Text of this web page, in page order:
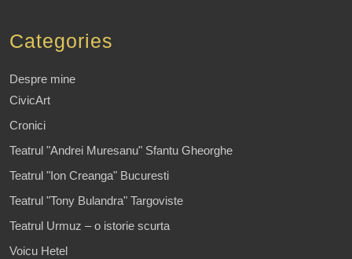
Categories
Despre mine
CivicArt
Cronici
Teatrul "Andrei Muresanu" Sfantu Gheorghe
Teatrul "Ion Creanga" Bucuresti
Teatrul "Tony Bulandra" Targoviste
Teatrul Urmuz – o istorie scurta
Voicu Hetel